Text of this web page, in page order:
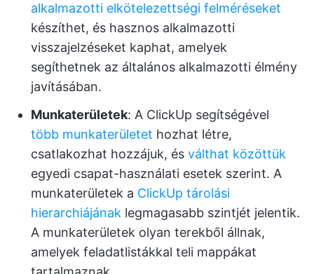
alkalmazotti elkötelezettségi felméréseket
készíthet, és hasznos alkalmazotti
visszajelzéseket kaphat, amelyek
segíthetnek az általános alkalmazotti élmény
javításában.
Munkaterületek: A ClickUp segítségével
több munkaterületet hozhat létre,
csatlakozhat hozzájuk, és válthat közöttük
egyedi csapat-használati esetek szerint. A
munkaterületek a ClickUp tárolási
hierarchiájának legmagasabb szintjét jelentik.
A munkaterületek olyan terekből állnak,
amelyek feladatlistákkal teli mappákat